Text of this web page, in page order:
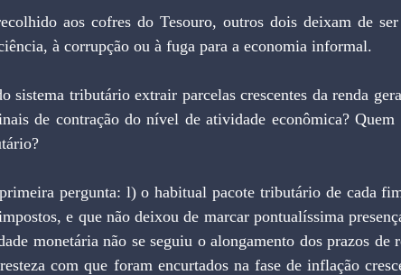
aos cofres do Tesouro, outros dois deixam de ser
à corrupção ou à fuga para a economia informal.
de contração do nível de atividade econômica? Quem
e que não deixou de marcar pontualíssima
monetária não se seguiu o alongamento dos prazos de
com que foram encurtados na fase de inflação